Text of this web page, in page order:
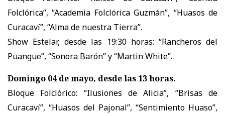
Folclórica”, “Academia Folclórica Guzmán”, “Huasos de
Curacaví”, “Alma de nuestra Tierra”.
Show Estelar, desde las 19:30 horas: “Rancheros del
Puangue”, “Sonora Barón” y “Martin White”.
Domingo 04 de mayo, desde las 13 horas.
Bloque Folclórico: “Ilusiones de Alicia”, “Brisas de
Curacaví”, “Huasos del Pajonal”, “Sentimiento Huaso”,